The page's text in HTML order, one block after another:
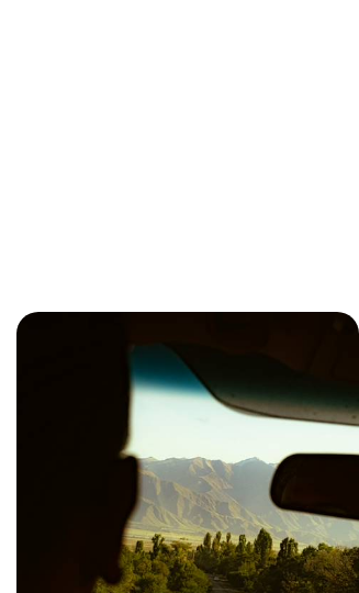
Ouzbékistan - Épopée sur les routes
caravanières
Steppes, oasis et dômes bleus : aux beaux jours,
entreprendre un périple au long et lent cours à
travers l'Asie centrale
21 jours, de 7900 à 9200 €